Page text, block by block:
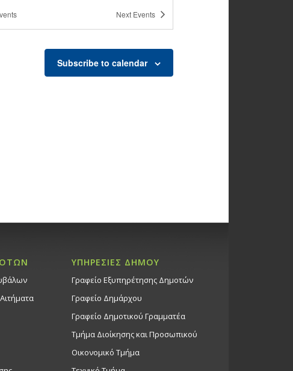
Κέντρο Στροβόλου
Σάββατο 23/11/24 | 16:00 –
Μέγαρο & Χριστουγεννιάτικες
σε όλο τον Στρόβολο με το
Next Events
Subscribe to calendar
ΥΠΗΡΕΣΙΕΣ ΔΗΜΟΥ
Γραφείο Εξυπηρέτησης Δημοτών
Γραφείο Δημάρχου
Γραφείο Δημοτικού Γραμματέα
Τμήμα Διοίκησης και Προσωπικού
Οικονομικό Τμήμα